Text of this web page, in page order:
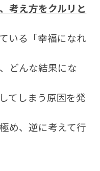
考え方をクルリと
いる「幸福になれ
どんな結果にな
てしまう原因を発
め、逆に考えて行